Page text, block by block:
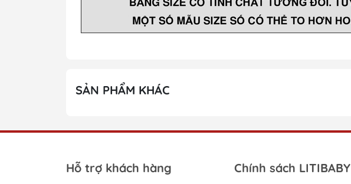
SẢN PHẨM KHÁC
Hỗ trợ khách hàng Chính sách LITIBABY